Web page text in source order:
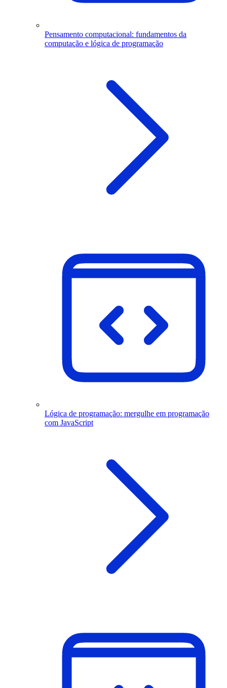
Pensamento computacional: fundamentos da
computação e lógica de programação
Lógica de programação: mergulhe em programação
com JavaScript